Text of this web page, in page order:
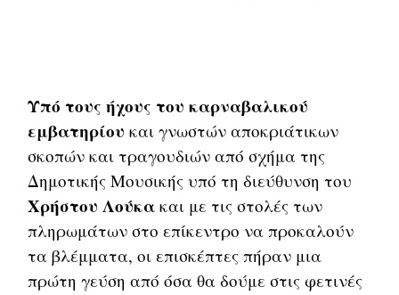
Υπό τους ήχους του καρναβαλικού
εμβατηρίου και γνωστών αποκριάτικων
σκοπών και τραγουδιών από σχήμα της
Δημοτικής Μουσικής υπό τη διεύθυνση του
Χρήστου Λούκακαι με τις στολές των
πληρωμάτων στο επίκεντρο να προκαλούν
τα βλέμματα, οι επισκέπτες πήραν μια
πρώτη γεύση από όσα θα δούμε στις φετινές